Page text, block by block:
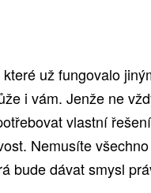
už fungovalo
i vám. Jenže ne
vlastní
Nemusíte
bude dávat smysl